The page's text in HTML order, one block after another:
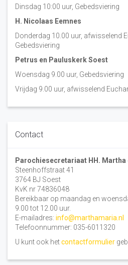
Dinsdag 10:00 uur, Gebedsviering
H. Nicolaas Eemnes
Donderdag 10.00 uur, afwisselend
Gebedsviering
Petrus en Pauluskerk Soest
Woensdag 9.00 uur, Gebedsviering
Vrijdag 9.00 uur, afwisselend
Contact
Parochiesecretariaat HH. Martha
Steenhoffstraat 41
3764 BJ Soest
KvK nr 74836048
Bereikbaar op maandag en
9.00 tot 12.00 uur.
E-mailadres: info@marthamaria.nl
Telefoonnummer: 035-6011320
U kunt ook hetcontactformulier